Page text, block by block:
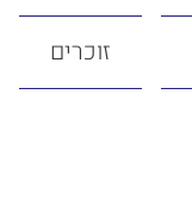
זוכרים